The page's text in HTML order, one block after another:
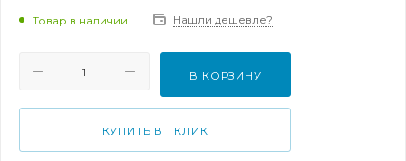
Товар в наличии Нашли дешевле?
В КОРЗИНУ
КУПИТЬ В 1 КЛИК